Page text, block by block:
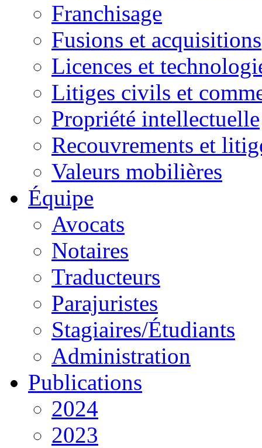
Franchisage
Fusions et acquisitions
Licences et
Litiges civils et
Propriété intellectuelle
Recouvrements et
Valeurs mobilières
Équipe
Avocats
Notaires
Traducteurs
Parajuristes
Stagiaires/Étudiants
Administration
Publications
2024
2023